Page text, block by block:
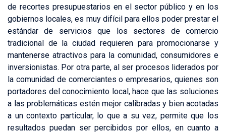
de recortes presupuestarios en el sector público y en los
gobiernos locales, es muy difícil para ellos poder prestar el
estándar de servicios que los sectores de comercio
tradicional de la ciudad requieren para promocionarse y
mantenerse atractivos para la comunidad, consumidores e
inversionistas. Por otra parte, al ser procesos liderados por
la comunidad de comerciantes o empresarios, quienes son
portadores del conocimiento local, hace que las soluciones
a las problemáticas estén mejor calibradas y bien acotadas
a un contexto particular, lo que a su vez, permite que los
resultados puedan ser percibidos por ellos, en cuanto a